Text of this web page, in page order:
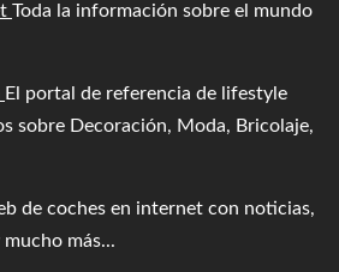
Toda la información sobre el mundo
El portal de referencia de lifestyle
sobre Decoración, Moda, Bricolaje,
de coches en internet con noticias,
más...